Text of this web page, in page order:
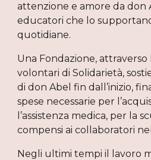
attenzione e amore da don
educatori che lo
quotidiane.
Una Fondazione, attraverso
volontari di Solidarietà,
di don Abel fin dall’inizio,
spese necessarie per
l’assistenza medica, per la
compensi ai collaboratori
Negli ultimi tempi il lavoro